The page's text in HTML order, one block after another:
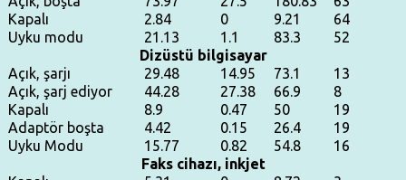
Kapalı
2.84 0 9.21
64
Uyku modu
21.13 1.1 83.3
52
Dizüstü bilgisayar
Açık, şarjı
29.48 14.95 73.1
13
Açık, şarj ediyor
44.28 27.38 66.9
8
Kapalı
8.9 0.47 50
19
Adaptör boşta
4.42 0.15 26.4
19
Uyku Modu
15.77 0.82 54.8
16
Faks cihazı, inkjet